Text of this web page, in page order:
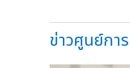
ข่าวศูนย์กา